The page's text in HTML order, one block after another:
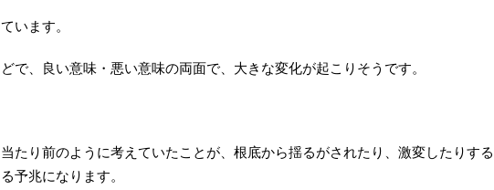
います。
で、良い意味・悪い意味の両面で、大きな変化が起こりそうです。
たり前のように考えていたことが、根底から揺るがされたり、激変したりする
予兆になります。